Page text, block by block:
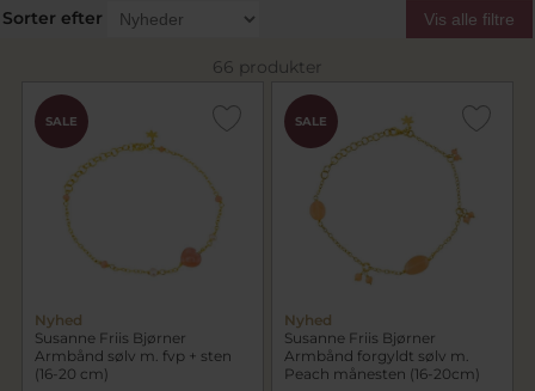
farver. Udforsk alle de forgylte armbånd fra
Susanne Friis Bjørner lige her.
Sorter efter Vis alle filtre
66 produkter
SALE
Nyhed
Susanne Friis Bjørner
Armbånd sølv m. fvp + sten
(16-20 cm)
SALE
Nyhed
Susanne Friis Bjørner
Armbånd forgyldt sølv m.
Peach månesten (16-20cm)